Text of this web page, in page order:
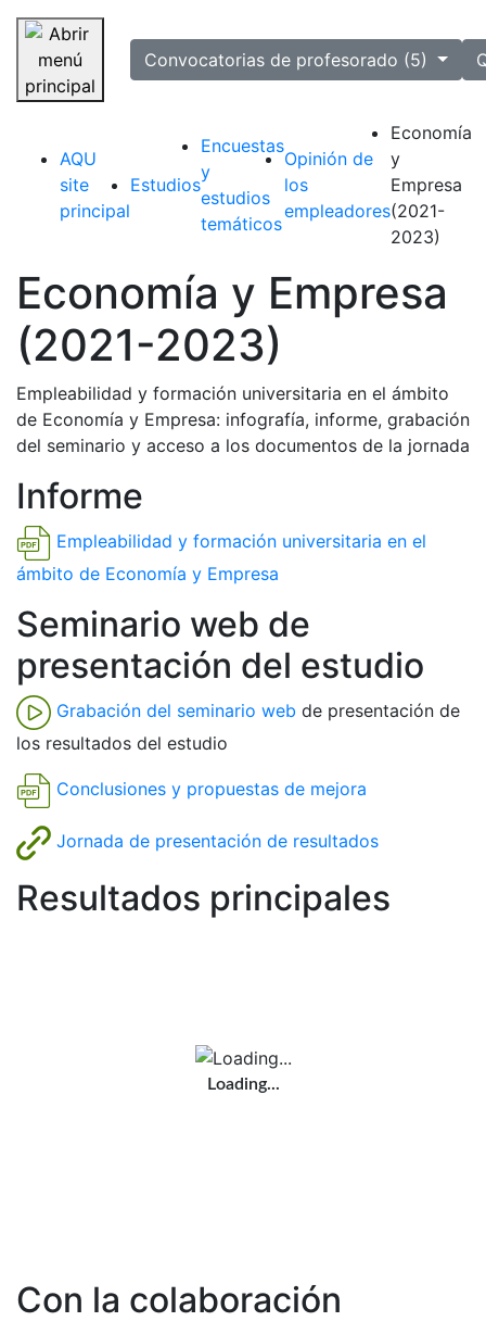
Saltar navegación
selectedConvocatorias de profesorado (5)
AQU
site
principal
Estudios
Encuestas
y
estudios
temáticos
Opinión de
los
empleadores
Economía
y
Empresa
(2021-
2023)
Economía y Empresa
(2021-2023)
Empleabilidad y formación universitaria en el ámbito
de Economía y Empresa: infografía, informe, grabación
del seminario y acceso a los documentos de la jornada
Informe
Empleabilidad y formación universitaria en el
ámbito de Economía y Empresa
Seminario web de
presentación del estudio
Grabación del seminario web de presentación de
los resultados del estudio
Conclusiones y propuestas de mejora
Jornada de presentación de resultados
Resultados principales
Loading...
Con la colaboración